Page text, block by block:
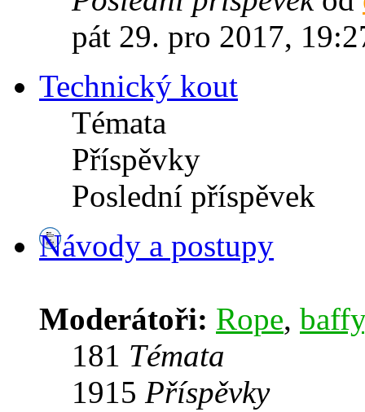
pát 29. pro 2017,
Technický kout
Témata
Příspěvky
Poslední příspěvek
Návody a postupy
Moderátoři: Rope, baffy
181 Témata
1915 Příspěvky